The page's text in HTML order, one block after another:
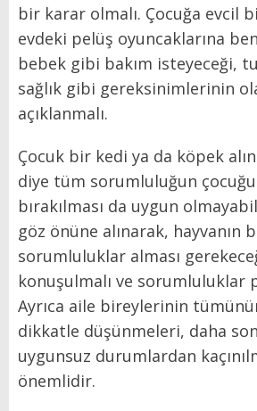
bir karar olmalı. Çocuğa evcil
evdeki pelüş oyuncaklarına
bebek gibi bakım isteyeceği,
sağlık gibi gereksinimlerinin
açıklanmalı.
Çocuk bir kedi ya da köpek
diye tüm sorumluluğun
bırakılması da uygun
göz önüne alınarak, hayvanın
sorumluluklar alması
konuşulmalı ve sorumluluklar
Ayrıca aile bireylerinin
dikkatle düşünmeleri, daha
uygunsuz durumlardan
önemlidir.